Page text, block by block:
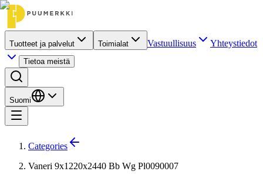
Tuotteet ja palvelut Toimialat Vastuullisuus Yhteystiedot
Tietoa meistä
Suomi
Categories
Vaneri 9x1220x2440 Bb Wg Pl0090007